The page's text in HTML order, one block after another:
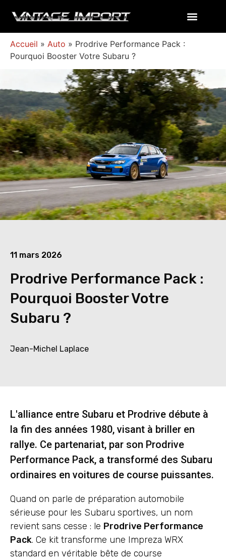
Accueil » Auto » Prodrive Performance Pack :
Pourquoi Booster Votre Subaru ?
11 mars 2026
Prodrive Performance Pack :
Pourquoi Booster Votre
Subaru ?
Jean-Michel Laplace
L'alliance entre Subaru et Prodrive débute à
la fin des années 1980, visant à briller en
rallye. Ce partenariat, par son Prodrive
Performance Pack, a transformé des Subaru
ordinaires en voitures de course puissantes.
Quand on parle de préparation automobile
sérieuse pour les Subaru sportives, un nom
revient sans cesse : le Prodrive Performance
Pack. Ce kit transforme une Impreza WRX
standard en véritable bête de course